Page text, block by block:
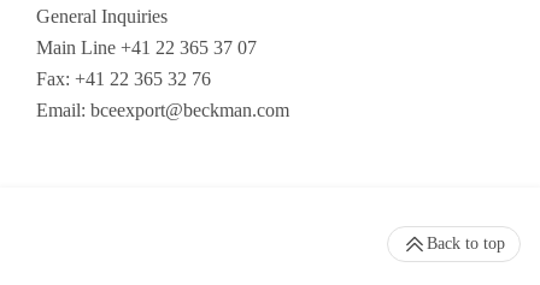
General Inquiries
Main Line +41 22 365 37 07
Fax: +41 22 365 32 76
Email: bceexport@beckman.com
Back to top